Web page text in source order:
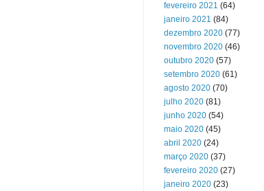
fevereiro 2021 (64)
janeiro 2021 (84)
dezembro 2020 (77)
novembro 2020 (46)
outubro 2020 (57)
setembro 2020 (61)
agosto 2020 (70)
julho 2020 (81)
junho 2020 (54)
maio 2020 (45)
abril 2020 (24)
março 2020 (37)
fevereiro 2020 (27)
janeiro 2020 (23)